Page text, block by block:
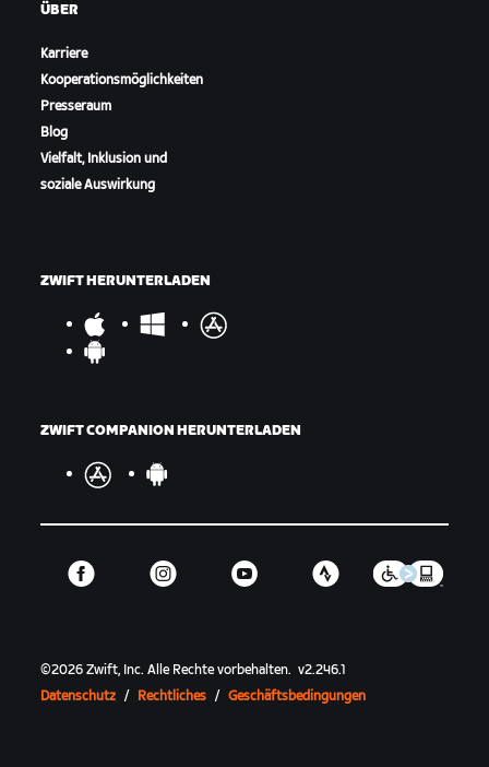
ÜBER
Karriere
Kooperationsmöglichkeiten
Presseraum
Blog
Vielfalt, Inklusion und
soziale Auswirkung
ZWIFT HERUNTERLADEN
ZWIFT COMPANION HERUNTERLADEN
©2026 Zwift, Inc.Alle Rechte vorbehalten. v2.246.1
Datenschutz / Rechtliches / Geschäftsbedingungen